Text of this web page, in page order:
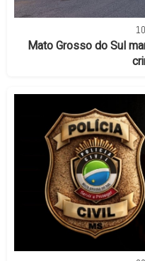
Mato Grosso do Sul